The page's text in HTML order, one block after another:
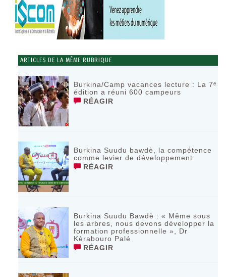
ARTICLES DE LA MÊME RUBRIQUE
Burkina/Camp vacances lecture : La 7ᵉ
édition a réuni 600 campeurs
RÉAGIR
Burkina Suudu bawdè, la compétence
comme levier de développement
RÉAGIR
Burkina Suudu Bawdè : « Même sous
les arbres, nous devons développer la
formation professionnelle », Dr
Kèrabouro Palé
RÉAGIR